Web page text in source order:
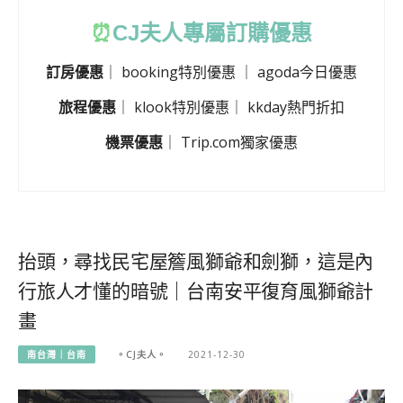
⏰CJ夫人專屬訂購優惠
訂房優惠 booking特別優惠
agoda今日優惠
旅程優惠
klook特別優惠
kkday熱門折扣
機票優惠
Trip.com獨家優惠
抬頭，尋找民宅屋簷風獅爺和劍獅，這是內
行旅人才懂的暗號｜台南安平復育風獅爺計
畫
南台灣｜台南 。CJ夫人。 2021-12-30